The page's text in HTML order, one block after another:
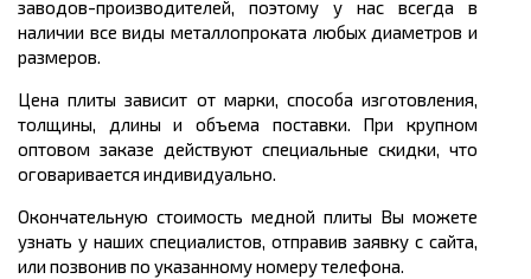
заводов-производителей, поэтому у нас всегда в
наличии все виды металлопроката любых диаметров и
размеров.
Цена плиты зависит от марки, способа изготовления,
толщины, длины и объема поставки. При крупном
оптовом заказе действуют специальные скидки, что
оговаривается индивидуально.
Окончательную стоимость медной плиты Вы можете
узнать у наших специалистов, отправив заявку с сайта,
или позвонив по указанному номеру телефона.